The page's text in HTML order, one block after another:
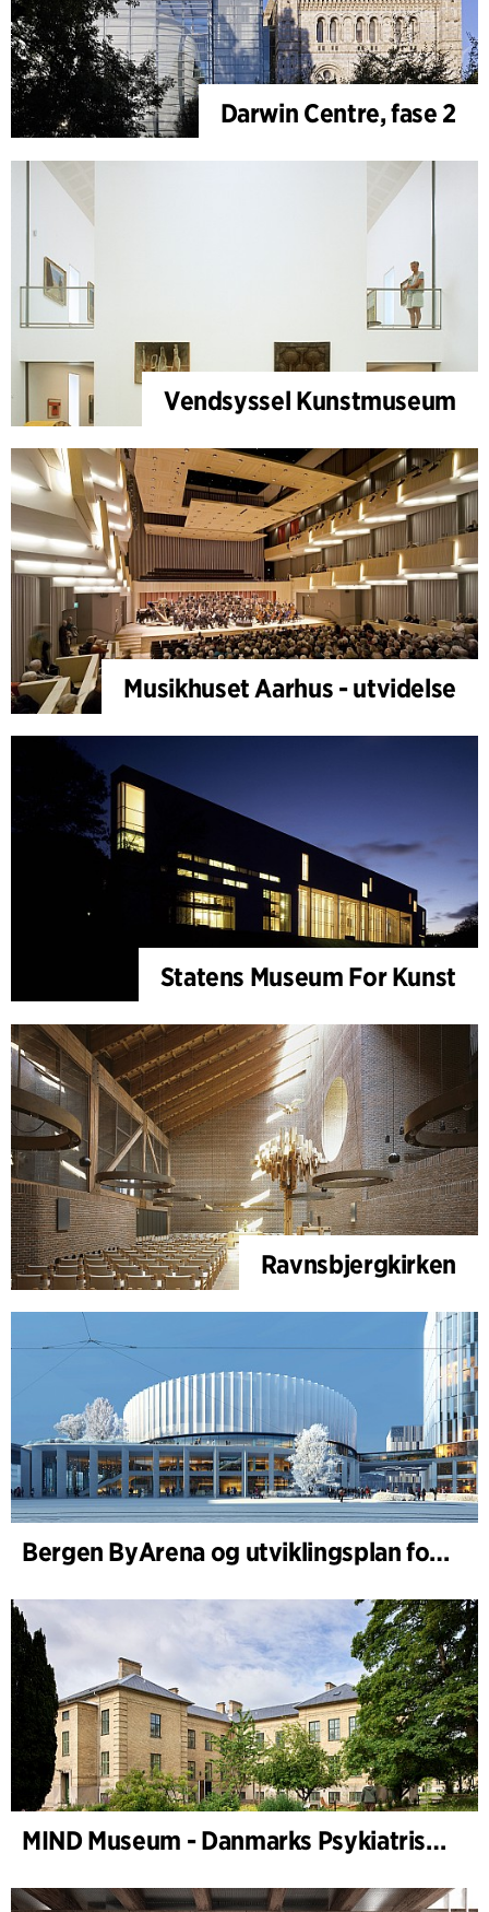
Darwin Centre, fase 2
Vendsyssel Kunstmuseum
Musikhuset Aarhus - utvidelse
Statens Museum For Kunst
Ravnsbjergkirken
Bergen ByArena og utviklingsplan for Nygårdstangen
MIND Museum - Danmarks Psykiatriske Museum